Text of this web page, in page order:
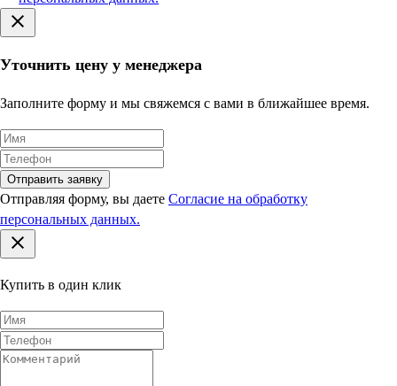
Уточнить цену у менеджера
Заполните форму и мы свяжемся с вами в ближайшее время.
Отправить заявку
Отправляя форму, вы даете Согласие на обработку
персональных данных.
Купить в один клик